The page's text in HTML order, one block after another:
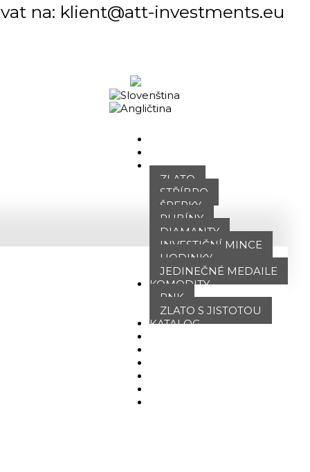
na: klient@att-investments.eu
NABÍDKA
ZLATO
STŘÍBRO
ŠPERKY
RUBÍNY
DIAMANTY
INVESTIČNÍ MINCE
HODINKY
JEDINEČNÉ MEDAILE
KOMODITY
PNK
ZLATO S JISTOTOU
KATALOG